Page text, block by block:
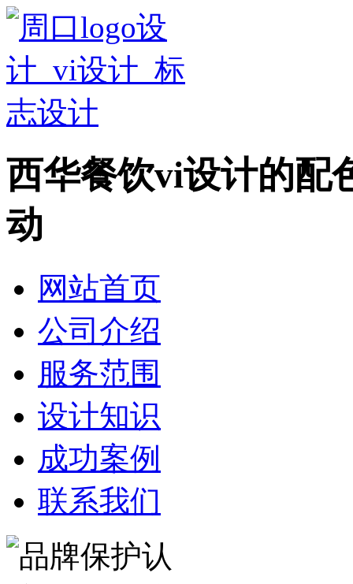
西华餐饮vi设计的配
动
网站首页
公司介绍
服务范围
设计知识
成功案例
联系我们